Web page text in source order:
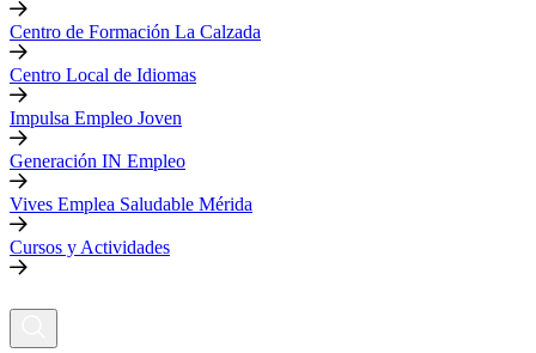
Centro de Formación La Calzada
Centro Local de Idiomas
Impulsa Empleo Joven
Generación IN Empleo
Vives Emplea Saludable Mérida
Cursos y Actividades